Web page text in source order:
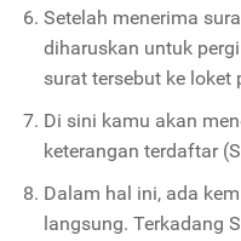
Setelah menerima
diharuskan untuk
surat tersebut ke loket
Di sini kamu akan
keterangan terdaftar
Dalam hal ini, ada
langsung. Terkadang